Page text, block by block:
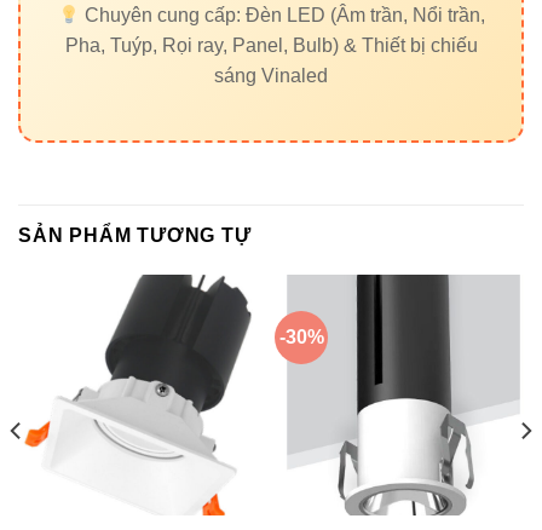
Chuyên cung cấp: Đèn LED (Âm trần, Nổi trần,
Pha, Tuýp, Rọi ray, Panel, Bulb) & Thiết bị chiếu
sáng Vinaled
SẢN PHẨM TƯƠNG TỰ
-30%